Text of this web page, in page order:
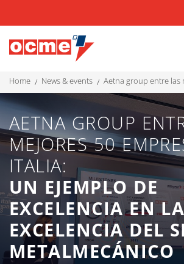
home news & events aetna group entre las mejores 50 empresas de italia: un ejemplo de excelencia en
AETNA GROUP
MEJORES 50
ITALIA:
UN EJEMPLO DE
EXCELENCIA EN
EXCELENCIA DEL
METALMECÁNICO